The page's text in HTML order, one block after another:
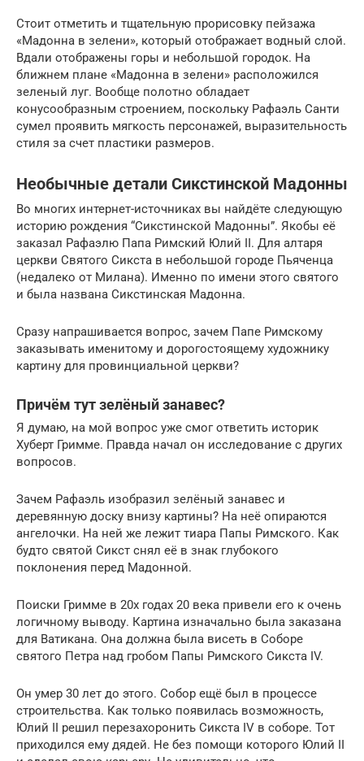
Стоит отметить и тщательную прорисовку пейзажа
«Мадонна в зелени», который отображает водный слой.
Вдали отображены горы и небольшой городок. На
ближнем плане «Мадонна в зелени» расположился
зеленый луг. Вообще полотно обладает
конусообразным строением, поскольку Рафаэль Санти
сумел проявить мягкость персонажей, выразительность
стиля за счет пластики размеров.
Необычные детали Сикстинской Мадонны
Во многих интернет-источниках вы найдёте следующую
историю рождения “Сикстинской Мадонны”. Якобы её
заказал Рафаэлю Папа Римский Юлий II. Для алтаря
церкви Святого Сикста в небольшой городе Пьяченца
(недалеко от Милана). Именно по имени этого святого
и была названа Сикстинская Мадонна.
Сразу напрашивается вопрос, зачем Папе Римскому
заказывать именитому и дорогостоящему художнику
картину для провинциальной церкви?
Причём тут зелёный занавес?
Я думаю, на мой вопрос уже смог ответить историк
Хуберт Гримме. Правда начал он исследование с других
вопросов.
Зачем Рафаэль изобразил зелёный занавес и
деревянную доску внизу картины? На неё опираются
ангелочки. На ней же лежит тиара Папы Римского. Как
будто святой Сикст снял её в знак глубокого
поклонения перед Мадонной.
Поиски Гримме в 20х годах 20 века привели его к очень
логичному выводу. Картина изначально была заказана
для Ватикана. Она должна была висеть в Соборе
святого Петра над гробом Папы Римского Сикста IV.
Он умер 30 лет до этого. Собор ещё был в процессе
строительства. Как только появилась возможность,
Юлий II решил перезахоронить Сикста IV в соборе. Тот
приходился ему дядей. Не без помощи которого Юлий II